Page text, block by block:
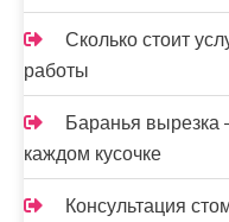
Сколько стоит
работы
Баранья вырезка
каждом кусочке
Консультация